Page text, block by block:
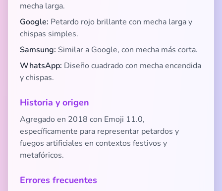
mecha larga.
Google: Petardo rojo brillante con mecha larga y
chispas simples.
Samsung: Similar a Google, con mecha más corta.
WhatsApp: Diseño cuadrado con mecha encendida
y chispas.
Historia y origen
Agregado en 2018 con Emoji 11.0,
específicamente para representar petardos y
fuegos artificiales en contextos festivos y
metafóricos.
Errores frecuentes